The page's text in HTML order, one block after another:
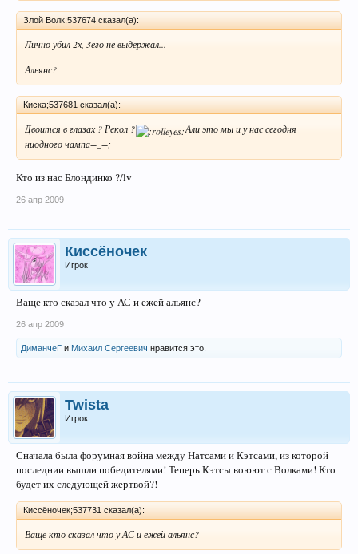
Злой Волк;537674 сказал(а):
Лично убил 2х, 3его не выдержал...
Альянс?
Киска;537681 сказал(а):
Двоится в глазах ? Рекол ?
Али это мы и у нас сегодня
ниодного чампа=_=;
Кто из нас Блондинко ?/lv
26 апр 2009
Киссёночек
Игрок
Ваще кто сказал что у АС и ежей альянс?
26 апр 2009
ДиманчеГ и Михаил Сергеевич нравится это.
Twista
Игрок
Сначала была форумная война между Натсами и Кэтсами, из которой
последнии вышли победителями! Теперь Кэтсы воюют с Волками! Кто
будет их следующей жертвой?!
Киссёночек;537731 сказал(а):
Ваще кто сказал что у АС и ежей альянс?